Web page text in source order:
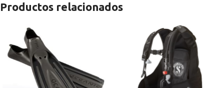
Productos relacionados